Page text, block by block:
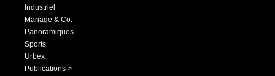
Industriel
Mariage & Co.
Panoramiques
Sports
Urbex
Publications >